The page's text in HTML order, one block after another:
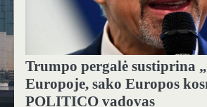
Trumpo pergalė sustiprina
Europoje, sako Europos
POLITICO vadovas